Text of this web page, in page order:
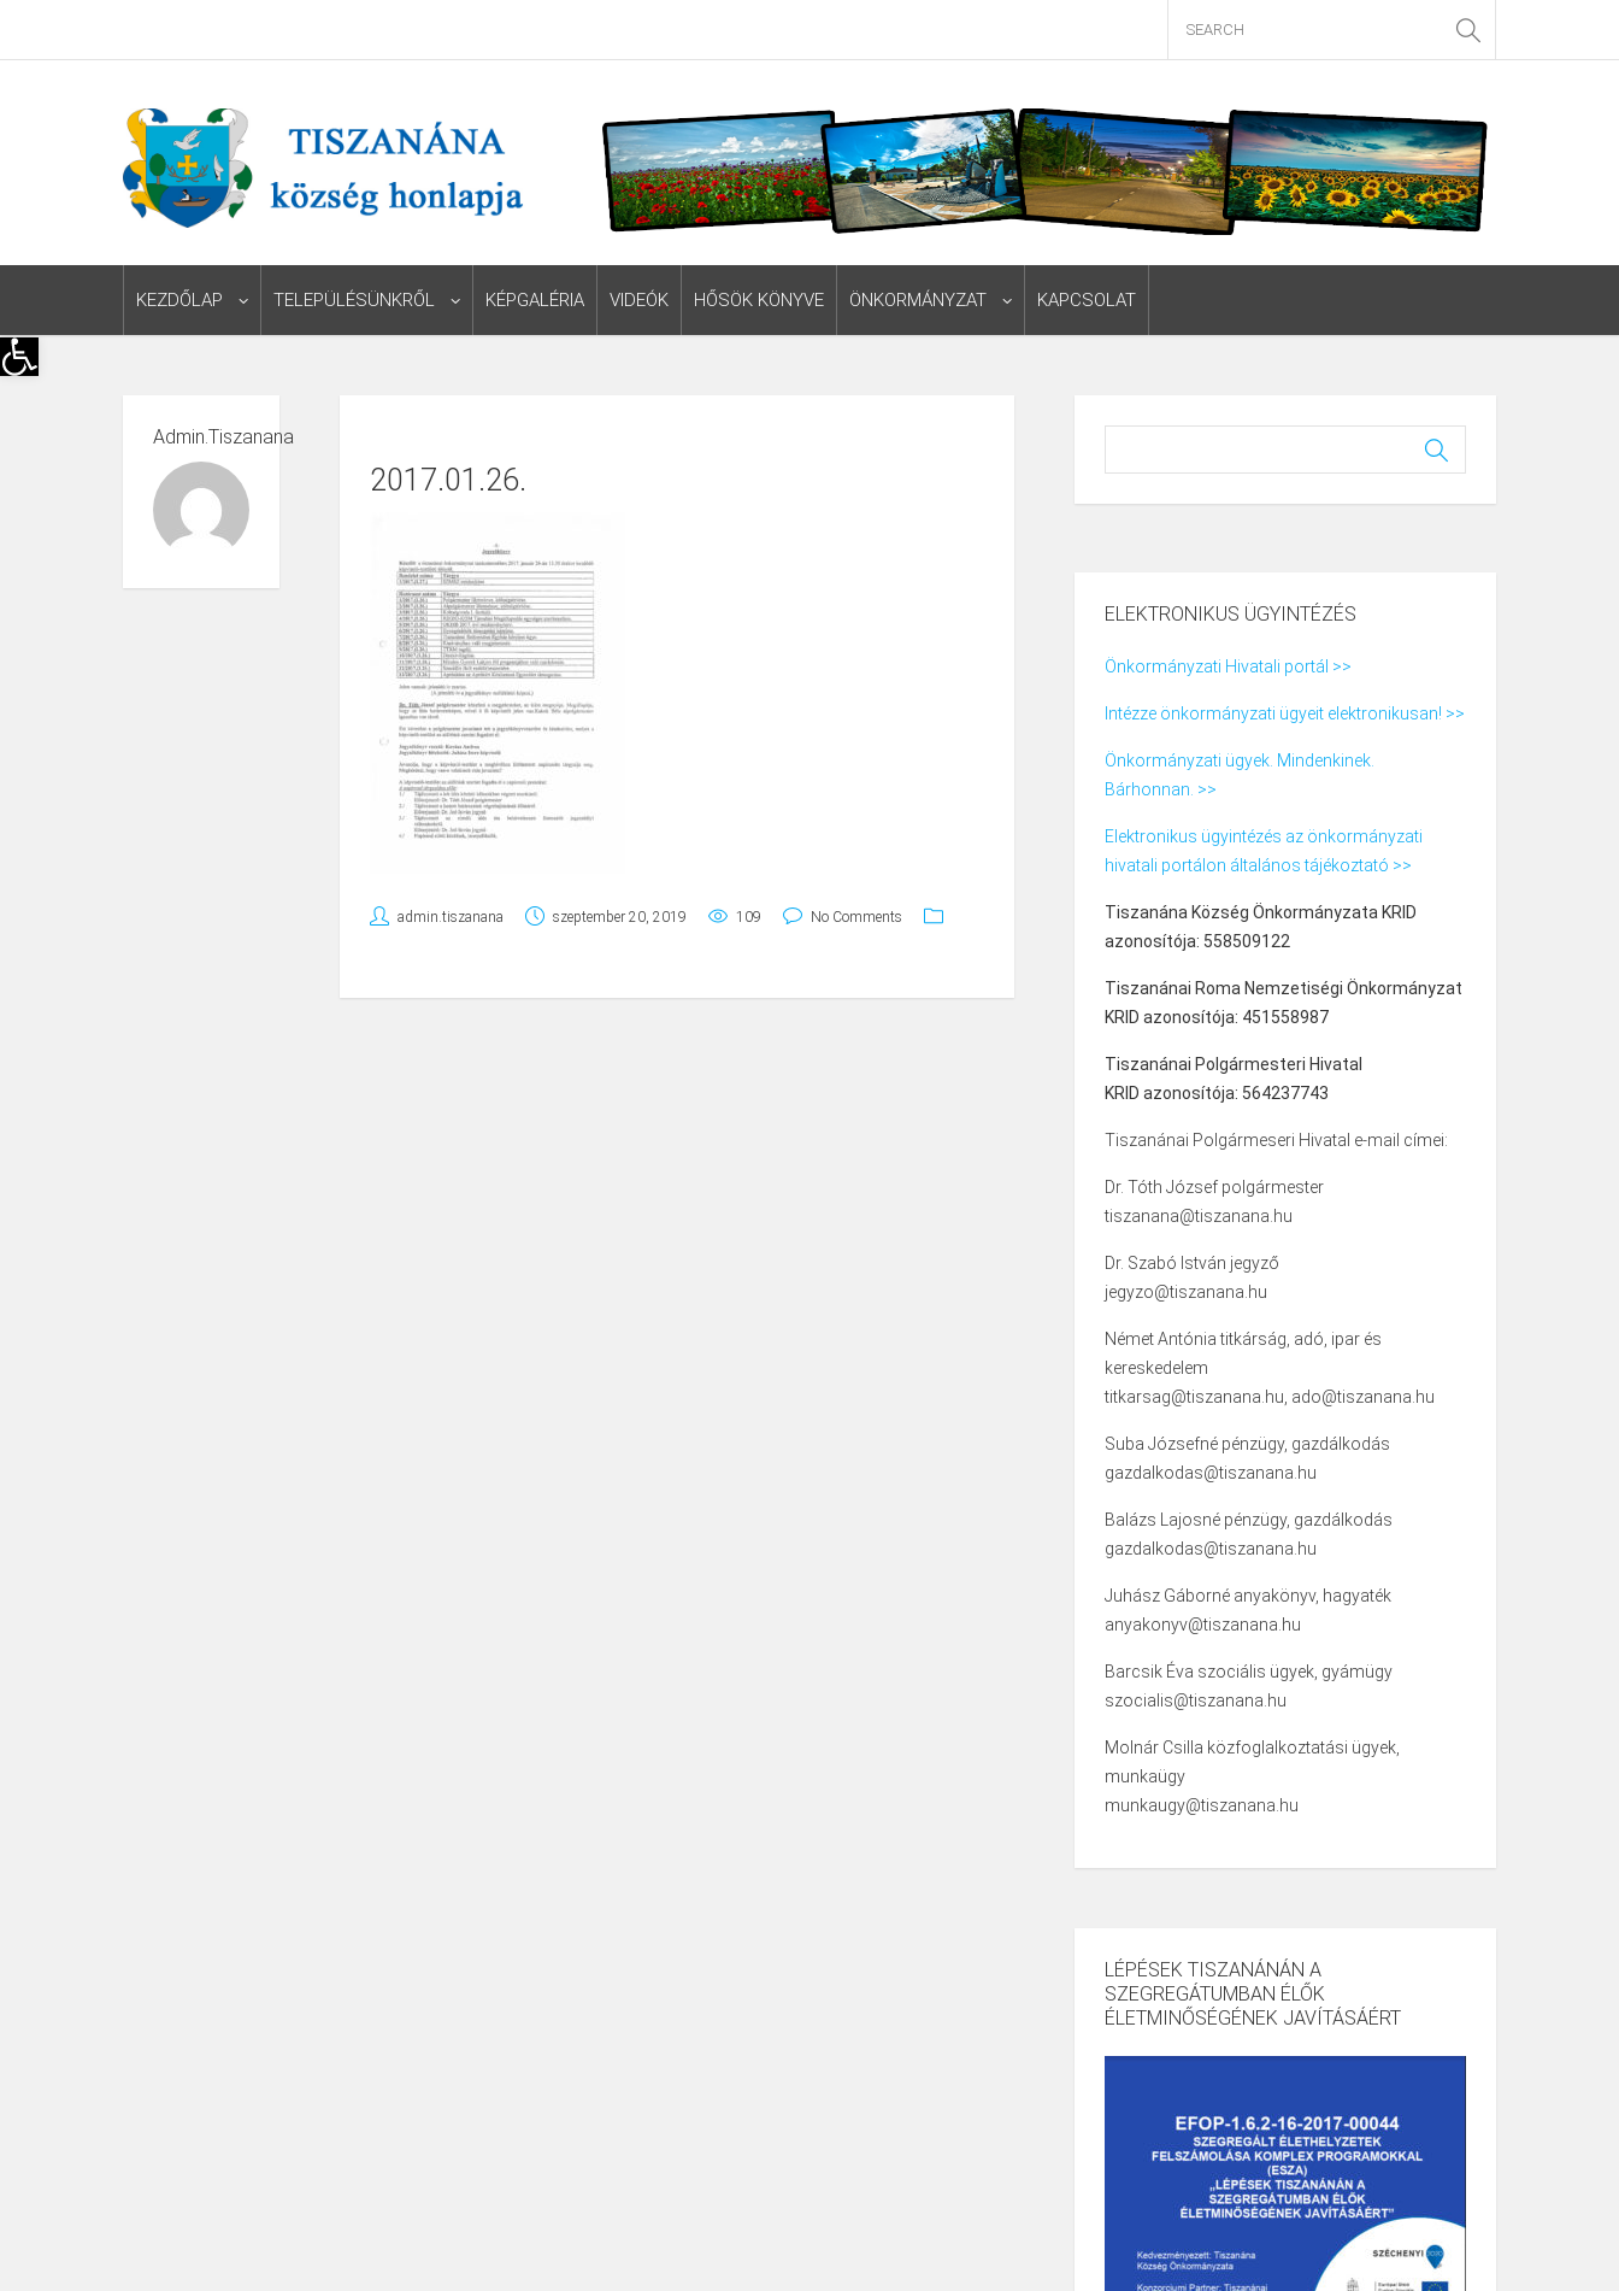
Eszköztár megnyitása
KEZDŐLAP TELEPÜLÉSÜNKRŐL KÉPGALÉRIA VIDEÓK HŐSÖK KÖNYVE ÖNKORMÁNYZAT KAPCSOLAT
Admin.tiszanana
2017.01.26.
admin.tiszanana szeptember 20, 2019 109 No Comments
ELEKTRONIKUS ÜGYINTÉZÉS
Önkormányzati Hivatali portál >>
Intézze önkormányzati ügyeit elektronikusan! >>
Önkormányzati ügyek. Mindenkinek.
Bárhonnan. >>
Elektronikus ügyintézés az önkormányzati
hivatali portálon általános tájékoztató >>
Tiszanána Község Önkormányzata KRID
azonosítója: 558509122
Tiszanánai Roma Nemzetiségi Önkormányzat
KRID azonosítója: 451558987
Tiszanánai Polgármesteri Hivatal
KRID azonosítója: 564237743
Tiszanánai Polgármeseri Hivatal e-mail címei:
Dr. Tóth József polgármester
tiszanana@tiszanana.hu
Dr. Szabó István jegyző
jegyzo@tiszanana.hu
Német Antónia titkárság, adó, ipar és
kereskedelem
titkarsag@tiszanana.hu, ado@tiszanana.hu
Suba Józsefné pénzügy, gazdálkodás
gazdalkodas@tiszanana.hu
Balázs Lajosné pénzügy, gazdálkodás
gazdalkodas@tiszanana.hu
Juhász Gáborné anyakönyv, hagyaték
anyakonyv@tiszanana.hu
Barcsik Éva szociális ügyek, gyámügy
szocialis@tiszanana.hu
Molnár Csilla közfoglalkoztatási ügyek,
munkaügy
munkaugy@tiszanana.hu
LÉPÉSEK TISZANÁNÁN A
SZEGREGÁTUMBAN ÉLŐK
ÉLETMINŐSÉGÉNEK JAVÍTÁSÁÉRT